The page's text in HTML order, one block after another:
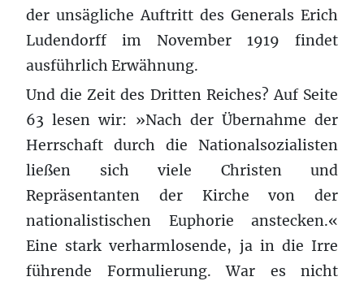
der unsägliche Auftritt des Generals Erich
Ludendorff im November 1919 findet
ausführlich Erwähnung.
Und die Zeit des Dritten Reiches? Auf Seite
63 lesen wir: »Nach der Übernahme der
Herrschaft durch die Nationalsozialisten
ließen sich viele Christen und
Repräsentanten der Kirche von der
nationalistischen Euphorie anstecken.«
Eine stark verharmlosende, ja in die Irre
führende Formulierung. War es nicht